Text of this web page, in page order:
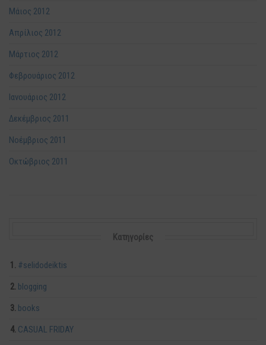
Μάιος 2012
Απρίλιος 2012
Μάρτιος 2012
Φεβρουάριος 2012
Ιανουάριος 2012
Δεκέμβριος 2011
Νοέμβριος 2011
Οκτώβριος 2011
Kατηγορίες
#selidodeiktis
blogging
books
CASUAL FRIDAY